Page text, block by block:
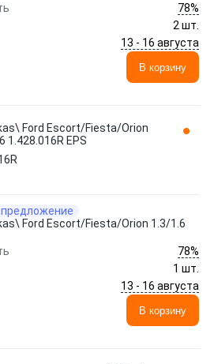
78%
2 шт.
13 - 16 августа
В корзину
Ford Escort/Fiesta/Orion
1.428.016R EPS
Ford Escort/Fiesta/Orion 1.3/1.6
78%
1 шт.
13 - 16 августа
В корзину